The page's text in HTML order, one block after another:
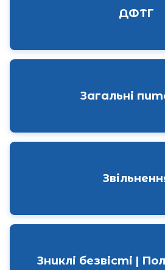
ДФТГ
Загальні
Зниклі безвісті |